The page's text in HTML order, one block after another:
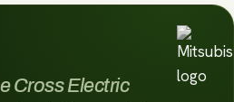
Cross Electric